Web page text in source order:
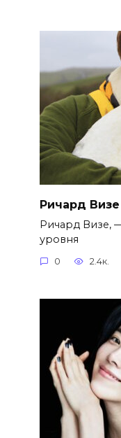
Ричард Визе
Ричард Визе,
уровня
0 2.4к.